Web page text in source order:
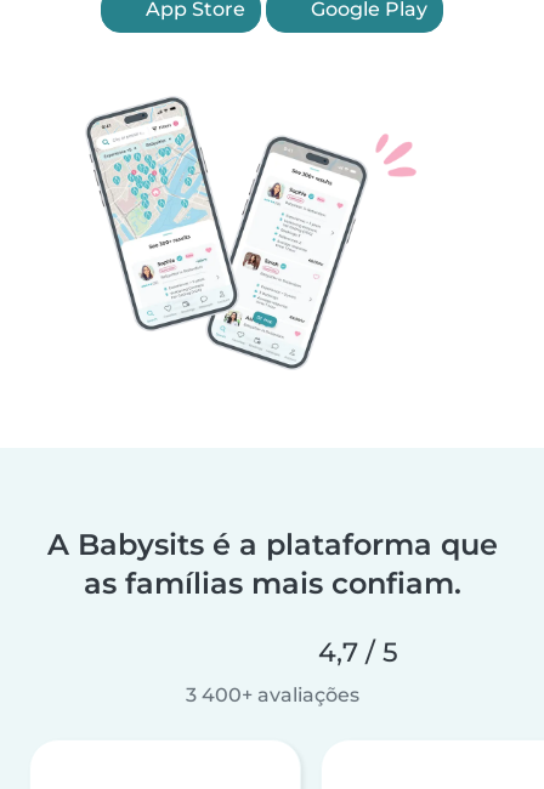
App Store Google Play
A Babysits é a plataforma que
as famílias mais confiam.
4,7 / 5
3 400+ avaliações